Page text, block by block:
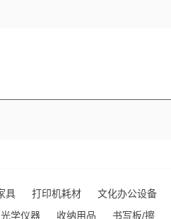
具 打印机耗材 文化办公设备
光学仪器 收纳用品 书写板/擦